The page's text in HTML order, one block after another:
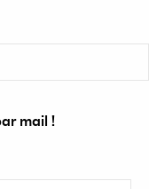
mail !